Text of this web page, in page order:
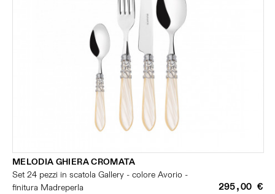
MELODIA GHIERA CROMATA
Set 24 pezzi in scatola Gallery - colore Avorio -
finitura Madreperla
295,00 €